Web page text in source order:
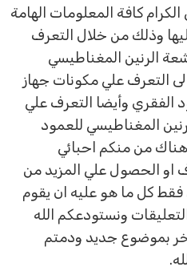
كافة المعلومات الهامة
وذلك من خلال التعرف
الرنين المغناطيسي
التعرف علي مكونات جهاز
وأيضا التعرف علي
المغناطيسي للعمود
من منكم احبائي
الحصول علي المزيد من
كل ما هو عليه ان يقوم
ونستودعكم الله
بموضوع جديد ودمتم